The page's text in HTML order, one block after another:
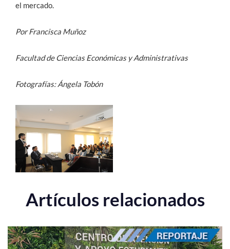
el mercado.
Por Francisca Muñoz
Facultad de Ciencias Económicas y Administrativas
Fotografías: Ángela Tobón
Artículos relacionados